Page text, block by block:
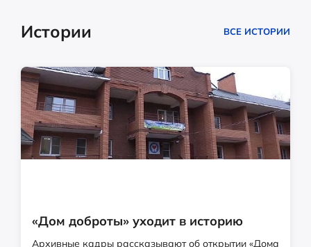
Истории ВСЕ ИСТОРИИ
«Дом доброты» уходит в историю
Архивные кадры рассказывают об открытии «Дома